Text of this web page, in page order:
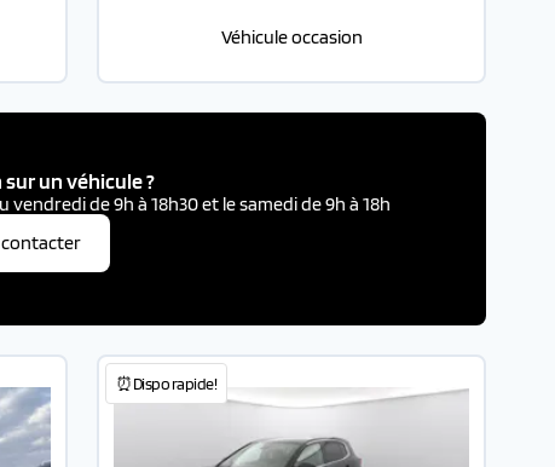
Véhicule occasion
un véhicule ?
de 9h à 18h30 et le samedi de 9h à 18h
⏰Dispo rapide!